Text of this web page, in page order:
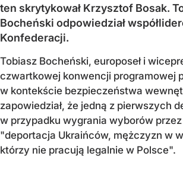
ten skrytykował Krzysztof Bosak.
Bocheński odpowiedział
Konfederacji.
Tobiasz Bocheński, europoseł i
czwartkowej konwencji programowej
w kontekście bezpieczeństwa
zapowiedział, że jedną z pierwszych
w przypadku wygrania wyborów przez
"deportacja Ukraińców, mężczyzn w
którzy nie pracują legalnie w Polsce".